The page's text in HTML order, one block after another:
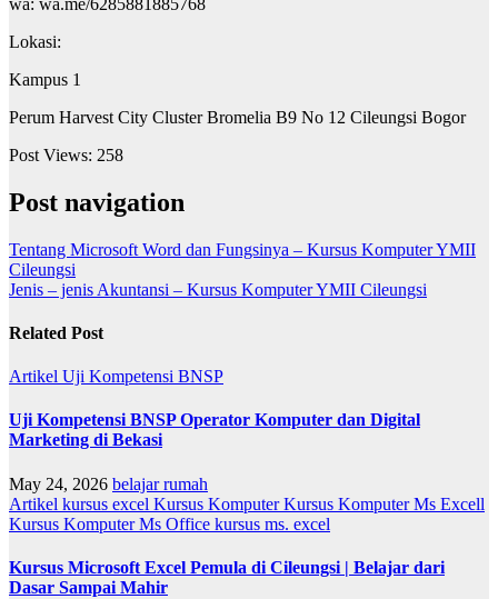
Lokasi:
Kampus 1
Perum Harvest City Cluster Bromelia B9 No 12 Cileungsi Bogor
Post Views: 258
Post navigation
Tentang Microsoft Word dan Fungsinya – Kursus Komputer YMII
Cileungsi
Jenis – jenis Akuntansi – Kursus Komputer YMII Cileungsi
Related Post
Artikel Uji Kompetensi BNSP
Uji Kompetensi BNSP Operator Komputer dan Digital
Marketing di Bekasi
May 24, 2026 belajar rumah
Artikel kursus excel Kursus KomputerKursus Komputer Ms Excell
Kursus Komputer Ms Office kursus ms. excel
Kursus Microsoft Excel Pemula di Cileungsi | Belajar dari
Dasar Sampai Mahir